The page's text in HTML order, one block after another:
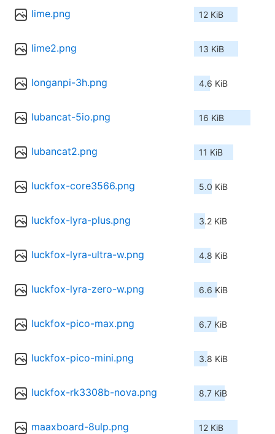
lime.png 12 KiB
lime2.png 13 KiB
longanpi-3h.png 4.6 KiB
lubancat-5io.png 16 KiB
lubancat2.png 11 KiB
luckfox-core3566.png 5.0 KiB
luckfox-lyra-plus.png 3.2 KiB
luckfox-lyra-ultra-w.png 4.8 KiB
luckfox-lyra-zero-w.png 6.6 KiB
luckfox-pico-max.png 6.7 KiB
luckfox-pico-mini.png 3.8 KiB
luckfox-rk3308b-nova.png 8.7 KiB
maaxboard-8ulp.png 12 KiB